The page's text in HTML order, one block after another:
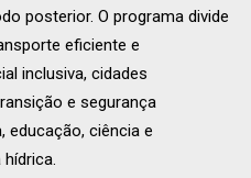
posterior. O programa divide
eficiente e
inclusiva, cidades
e segurança
educação, ciência e